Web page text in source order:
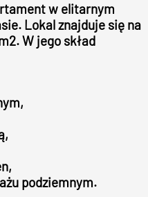
w elitarnym
Lokal znajduje się na
W jego skład
podziemnym.